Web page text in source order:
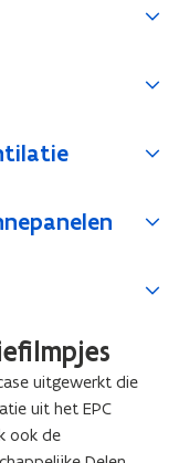
uitgewerkt die
uit het EPC
ook de